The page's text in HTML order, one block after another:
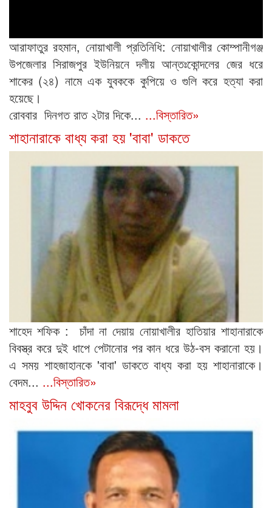
আরাফাতুর রহমান, নোয়াখালী প্রতিনিধি: নোয়াখালীর কোম্পানীগঞ্জ
উপজেলার সিরাজপুর ইউনিয়নে দলীয় আন্তঃকোন্দলের জের ধরে
শাকের (২৪) নামে এক যুবককে কুপিয়ে ও গুলি করে হত্যা করা
হয়েছে।
রোববার দিনগত রাত ২টার দিকে... ...বিস্তারিত»
শাহানারাকে বাধ্য করা হয় 'বাবা' ডাকতে
শাহেদ শফিক : চাঁদা না দেয়ায় নোয়াখালীর হাতিয়ার শাহানারাকে
বিবস্ত্র করে দুই ধাপে পেটানোর পর কান ধরে উঠ-বস করানো হয়।
এ সময় শাহজাহানকে 'বাবা' ডাকতে বাধ্য করা হয় শাহানারাকে।
বেদম... ...বিস্তারিত»
মাহবুব উদ্দিন খোকনের বিরূদ্ধে মামলা